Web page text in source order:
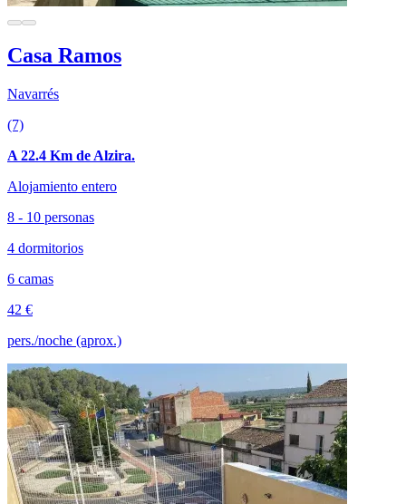
Casa Ramos
Navarrés
(7)
A 22.4 Km de Alzira.
Alojamiento entero
8 - 10 personas
4 dormitorios
6 camas
42 €
pers./noche (aprox.)